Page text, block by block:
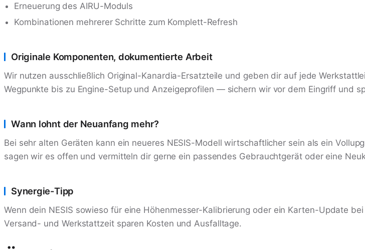
Erneuerung des AIRU-Moduls
Kombinationen mehrerer Schritte zum Komplett-Refresh
Originale Komponenten, dokumentierte Arbeit
Wir nutzen ausschließlich Original-Kanardia-Ersatzteile und geben dir auf jede
Wegpunkte bis zu Engine-Setup und Anzeigeprofilen — sichern wir vor dem Eingriff und
Wann lohnt der Neuanfang mehr?
Bei sehr alten Geräten kann ein neueres NESIS-Modell wirtschaftlicher sein als ein
sagen wir es offen und vermitteln dir gerne ein passendes Gebrauchtgerät oder eine
Synergie-Tipp
Wenn dein NESIS sowieso für eine Höhenmesser-Kalibrierung oder ein Karten-Update
Versand- und Werkstattzeit sparen Kosten und Ausfalltage.